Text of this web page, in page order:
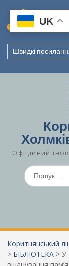
вмісту
Тел./факс
Повідомлення:
Швидкі
Офіційний
Шукати:
Коритнянський
> БІБЛІОТЕКА > У
UK